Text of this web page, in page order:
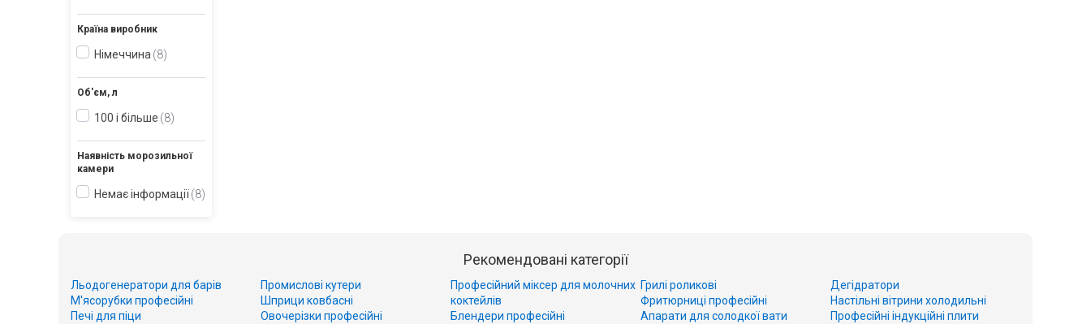
Країна виробник
Німеччина 8
Об'єм, л
100 і більше 8
Наявність морозильної
камери
Немає інформації 8
Рекомендовані категорії
Льодогенератори для барів
М'ясорубки професійні
Печі для піци
Промислові кутери
Шприци ковбасні
Овочерізки професійні
Професійний міксер для молочних
коктейлів
Блендери професійні
Грилі роликові
Фритюрниці професійні
Апарати для солодкої вати
Дегідратори
Настільні вітрини холодильні
Професійні індукційні плити